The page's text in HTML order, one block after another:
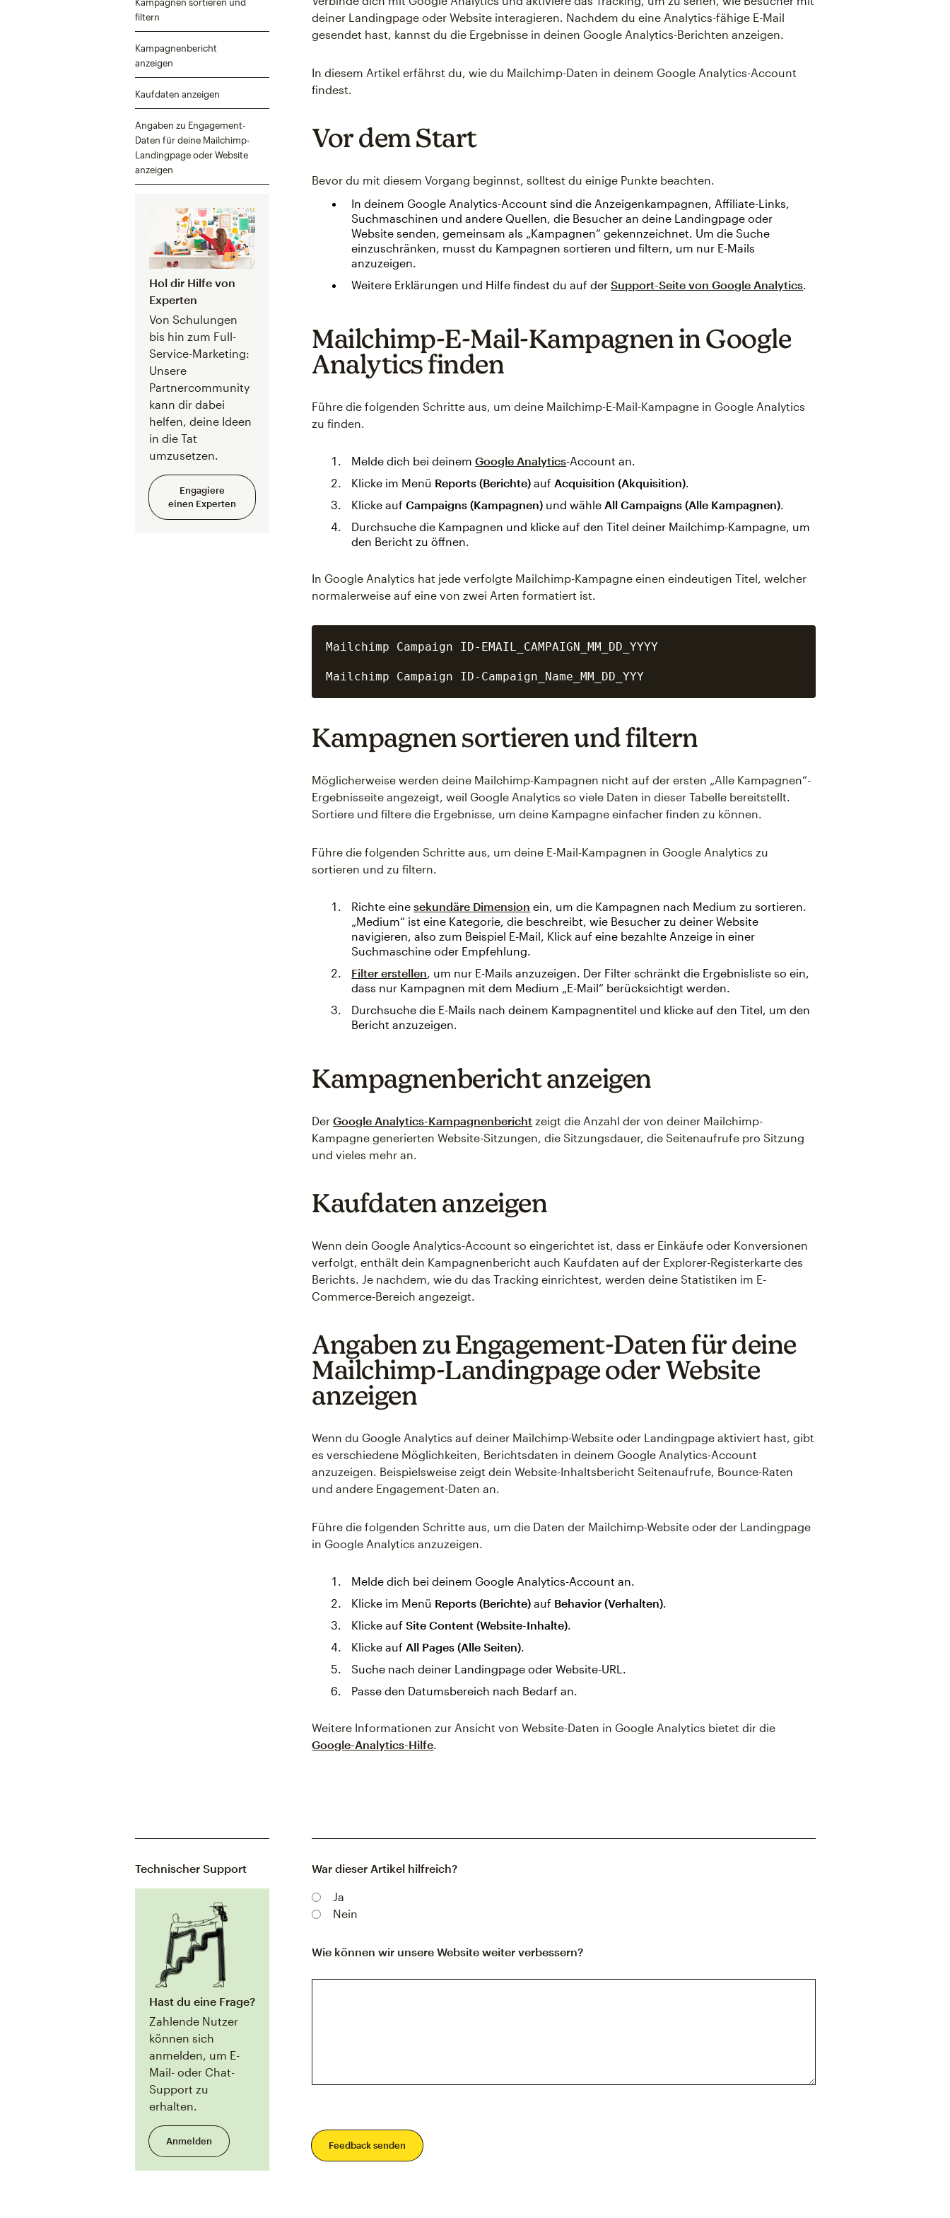
filtern
Kampagnenbericht
anzeigen
Kaufdaten anzeigen
Angaben zu Engagement-
Daten für deine Mailchimp-
Landingpage oder Website
anzeigen
Hol dir Hilfe von
Experten
Von Schulungen
bis hin zum Full-
Service-Marketing:
Unsere
Partnercommunity
kann dir dabei
helfen, deine Ideen
in die Tat
umzusetzen.
Engagiere
einen Experten
deiner Landingpage oder Website interagieren. Nachdem du eine Analytics-fähige E-Mail
gesendet hast, kannst du die Ergebnisse in deinen Google Analytics-Berichten anzeigen.
In diesem Artikel erfährst du, wie du Mailchimp-Daten in deinem Google Analytics-Account
findest.
Vor dem Start
Bevor du mit diesem Vorgang beginnst, solltest du einige Punkte beachten.
In deinem Google Analytics-Account sind die Anzeigenkampagnen, Affiliate-Links,
Suchmaschinen und andere Quellen, die Besucher an deine Landingpage oder
Website senden, gemeinsam als „Kampagnen“ gekennzeichnet. Um die Suche
einzuschränken, musst du Kampagnen sortieren und filtern, um nur E-Mails
anzuzeigen.
Weitere Erklärungen und Hilfe findest du auf derSupport-Seite von Google Analytics.
Mailchimp-E-Mail-Kampagnen in Google
Analytics finden
Führe die folgenden Schritte aus, um deine Mailchimp-E-Mail-Kampagne in Google Analytics
zu finden.
Melde dich bei deinemGoogle Analytics-Account an.
Klicke im Menü Reports (Berichte) auf Acquisition (Akquisition).
Klicke aufCampaigns (Kampagnen) und wähle All Campaigns (Alle Kampagnen).
Durchsuche die Kampagnen und klicke auf den Titel deiner Mailchimp-Kampagne, um
den Bericht zu öffnen.
In Google Analytics hat jede verfolgte Mailchimp-Kampagne einen eindeutigen Titel, welcher
normalerweise auf eine von zwei Arten formatiert ist.
Mailchimp Campaign ID-EMAIL_CAMPAIGN_MM_DD_YYYY
Kampagnen sortieren und filtern
Möglicherweise werden deine Mailchimp-Kampagnen nicht auf der ersten „Alle Kampagnen“-
Ergebnisseite angezeigt, weil Google Analytics so viele Daten in dieser Tabelle bereitstellt.
Sortiere und filtere die Ergebnisse, um deine Kampagne einfacher finden zu können.
Führe die folgenden Schritte aus, um deine E-Mail-Kampagnen in Google Analytics zu
sortieren und zu filtern.
Richte einesekundäre Dimension ein, um die Kampagnen nach Medium zu sortieren.
„Medium“ ist eine Kategorie, die beschreibt, wie Besucher zu deiner Website
navigieren, also zum Beispiel E-Mail, Klick auf eine bezahlte Anzeige in einer
Suchmaschine oder Empfehlung.
Filter erstellen, um nur E-Mails anzuzeigen. Der Filter schränkt die Ergebnisliste so ein,
dass nur Kampagnen mit dem Medium „E-Mail“ berücksichtigt werden.
Durchsuche die E-Mails nach deinem Kampagnentitel und klicke auf den Titel, um den
Bericht anzuzeigen.
Kampagnenbericht anzeigen
DerGoogle Analytics-Kampagnenbericht zeigt die Anzahl der von deiner Mailchimp-
Kampagne generierten Website-Sitzungen, die Sitzungsdauer, die Seitenaufrufe pro Sitzung
und vieles mehr an.
Kaufdaten anzeigen
Wenn dein Google Analytics-Account so eingerichtet ist, dass er Einkäufe oder Konversionen
verfolgt, enthält dein Kampagnenbericht auch Kaufdaten auf der Explorer-Registerkarte des
Berichts. Je nachdem, wie du das Tracking einrichtest, werden deine Statistiken im E-
Commerce-Bereich angezeigt.
Angaben zu Engagement-Daten für deine
Mailchimp-Landingpage oder Website
anzeigen
Wenn du Google Analytics auf deiner Mailchimp-Website oder Landingpage aktiviert hast, gibt
es verschiedene Möglichkeiten, Berichtsdaten in deinem Google Analytics-Account
anzuzeigen. Beispielsweise zeigt dein Website-Inhaltsbericht Seitenaufrufe, Bounce-Raten
und andere Engagement-Daten an.
Führe die folgenden Schritte aus, um die Daten der Mailchimp-Website oder der Landingpage
in Google Analytics anzuzeigen.
Melde dich bei deinem Google Analytics-Account an.
Klicke im Menü Reports (Berichte) auf Behavior (Verhalten).
Klicke aufSite Content (Website-Inhalte).
Klicke auf All Pages (Alle Seiten).
Suche nach deiner Landingpage oder Website-URL.
Passe den Datumsbereich nach Bedarf an.
Weitere Informationen zur Ansicht von Website-Daten in Google Analytics bietet dir die
Google-Analytics-Hilfe.
Technischer Support
Hast du eine Frage?
Zahlende Nutzer
können sich
anmelden, um E-
Mail- oder Chat-
Support zu
erhalten.
Anmelden
War dieser Artikel hilfreich?
Ja
Nein
Wie können wir unsere Website weiter verbessern?
Feedback senden